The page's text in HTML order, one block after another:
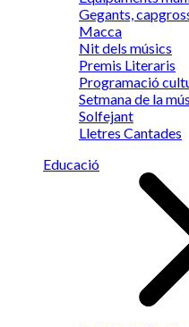
Gegants,
Macca
Nit dels músics
Premis Literaris
Programació
Setmana de la
Solfejant
Lletres Cantades
Educació